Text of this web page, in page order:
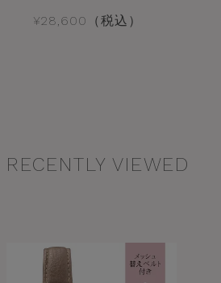
¥28,600（税込）
RECENTLY VIEWED